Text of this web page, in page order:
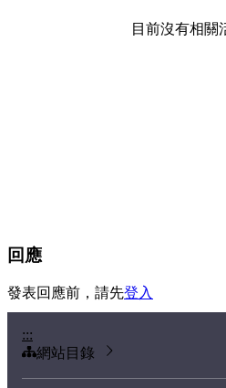
目前沒有相關
回應
發表回應前，請先登入
:::
網站目錄